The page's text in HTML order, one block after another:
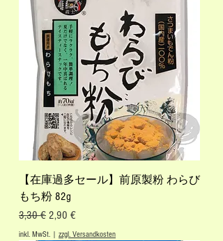
【在庫過多セール】前原製粉 わらび
もち粉 82g
Standardpreis
3,30 € Sale-Preis
2,90 €
inkl. MwSt. | zzgl. Versandkosten